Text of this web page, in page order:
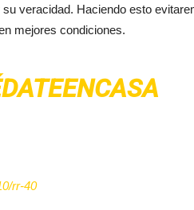
veracidad. Haciendo esto
mejores condiciones.
rr-40